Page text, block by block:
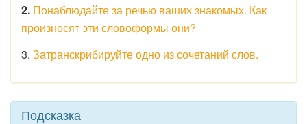
2. Понаблюдайте за речью ваших знакомых. Как
произносят эти словоформы они?
3. Затранскрибируйте одно из сочетаний слов.
Подсказка